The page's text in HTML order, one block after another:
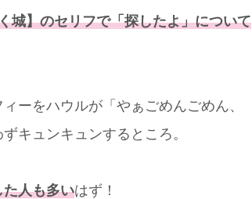
城】のセリフで「探したよ」について
ーをハウルが「やぁごめんごめん、
キュンキュンするところ。
人も多いはず！